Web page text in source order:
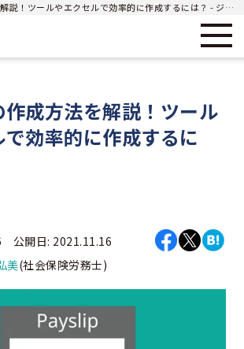
給与明細の作成方法を解説！ツールやエクセルで効率的に作成するには？ - ジンジャー（jinjer）｜統合型人事システム
成方法を解説！ツール
効率的に作成するに
公開日: 2021.11.16
美(社会保険労務士)